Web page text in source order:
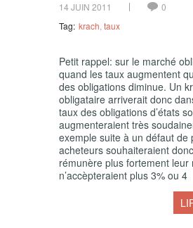
14 JUIN 2011
0
Tag: krach taux
Petit rappel: sur le marché
quand les taux augmentent
des obligations diminue. Un
obligataire arriverait donc
taux des obligations d’états
augmenteraient très
exemple suite à un défaut de
acheteurs souhaiteraient
rémunère plus fortement leur
n’accèpteraient plus 3% ou 4